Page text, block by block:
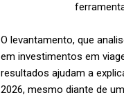
O levantamento, que
em investimentos em
resultados ajudam a
2026, mesmo diante de